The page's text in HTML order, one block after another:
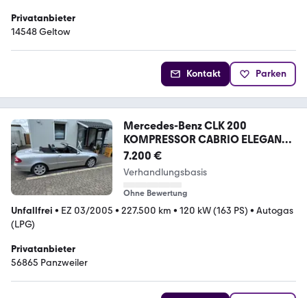
Privatanbieter
14548 Geltow
Kontakt Parken
Mercedes-Benz CLK 200
KOMPRESSOR CABRIO ELEGANCE
Benzin + LPG
7.200 €
Verhandlungsbasis
Ohne Bewertung
Unfallfrei • EZ 03/2005 • 227.500 km • 120 kW (163 PS) • Autogas
(LPG)
Privatanbieter
56865 Panzweiler